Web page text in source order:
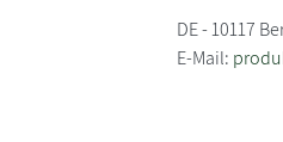
DE - 10117
E-Mail: